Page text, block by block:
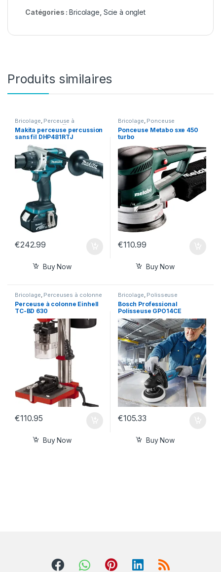
Catégories :Bricolage Scie à onglet
Produits similaires
Bricolage, Perceuse à
percussion sans fil
Makita perceuse percussion
sans fil DHP481RTJ
€242.99
Buy Now
Bricolage, Ponceuse
excentrique
Ponceuse Metabo sxe 450
turbo
€110.99
Buy Now
Bricolage, Perceuses à colonne
Perceuse à colonne Einhell
TC-BD 630
€110.95
Buy Now
Bricolage, Polisseuse
Bosch Professional
Polisseuse GPO14CE
€105.33
Buy Now